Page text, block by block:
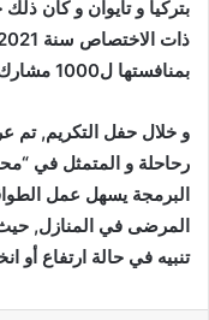
بتركيا و تايوان و كان
بمنافستها ل1000 مشارك يمثلون 30 دولة .
و خلال حفل التكريم, تم
رحاحلة و المتمثل في
البرمجة يسهل عمل
المرضى في المنازل,
تنبيه في حالة ارتفاع